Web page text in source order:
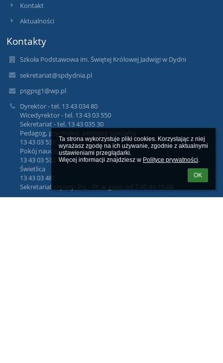
Ta strona wykorzystuje pliki cookies. Korzystając z niej
wyrażasz zgodę na ich używanie, zgodnie z aktualnymi
ustawieniami przeglądarki.
Więcej informacji znajdziesz w Polityce prywatności.
OK
Kontakt
Aktualności
Kontakty
Szkoła Podstawowa im. Świętej Królowej Jadwigi w Dydni
sekretariat@spdydnia.pl
psgpsg1@wp.pl
Dyrektor - tel. 13 43 034 80
Wicedyrektor - tel. 13 43 03 550
Sekretariat - tel. 13 43 035 30
Pedagog, psycholog, pedagog specjalny
13 43 03 531
Pokój nauczycielski
13 43 03 532
Świetlica
13 43 03 481
Sekretariat czynny: Pn. - Pt. w godz. od 7.00 do 15.00